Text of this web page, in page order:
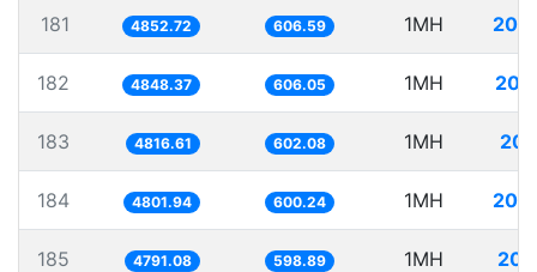
181 4852.72 606.59 1MH
182 4848.37 606.05 1MH
183 4816.61 602.08 1MH
184 4801.94 600.24 1MH
185 4791.08 598.89 1MH